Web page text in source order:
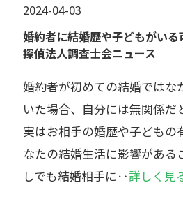
2024-04-03
婚約者に結婚歴や子どもがいる
探偵法人調査士会ニュース
婚約者が初めての結婚ではな
いた場合、自分には無関係だ
実はお相手の婚歴や子どもの
なたの結婚生活に影響がある
しでも結婚相手に‥詳しく見